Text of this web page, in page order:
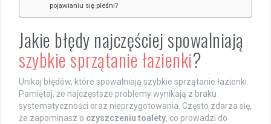
pojawianiu się pleśni?
Jakie błędy najczęściej spowalniają
szybkie sprzątanie łazienki?
Unikaj błędów, które spowalniają szybkie sprzątanie łazienki.
Pamiętaj, że najczęstsze problemy wynikają z braku
systematyczności oraz nieprzygotowania. Często zdarza się,
że zapominasz o czyszczeniu toalety, co prowadzi do